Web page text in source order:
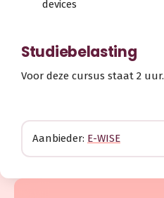
devices
Studiebelasting
Voor deze cursus staat 2 uur.
Aanbieder: E-WISE